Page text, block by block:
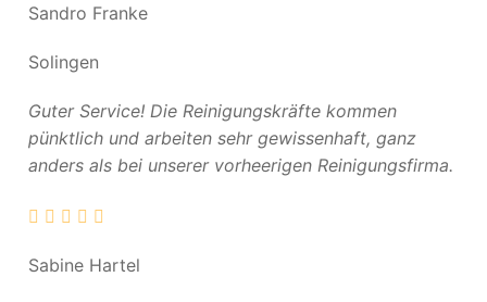
Sandro Franke
Solingen
Guter Service! Die Reinigungskräfte kommen
pünktlich und arbeiten sehr gewissenhaft, ganz
anders als bei unserer vorheerigen Reinigungsfirma.
Sabine Hartel